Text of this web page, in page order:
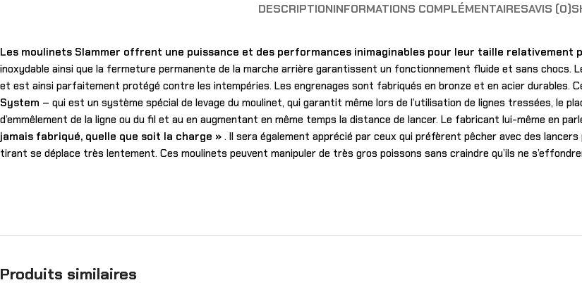
DESCRIPTIONINFORMATIONS COMPLÉMENTAIRESAVIS (0)
Les moulinets Slammer offrent une puissance et des performances inimaginables pour leur taille relativement
inoxydable ainsi que la fermeture permanente de la marche arrière garantissent un fonctionnement fluide et sans chocs.
et est ainsi parfaitement protégé contre les intempéries. Les engrenages sont fabriqués en bronze et en acier durables.
System – qui est un système spécial de levage du moulinet, qui garantit même lors de l’utilisation de lignes tressées, le
d’emmêlement de la ligne ou du fil et au en augmentant en même temps la distance de lancer. Le fabricant lui-même en
jamais fabriqué, quelle que soit la charge » . Il sera également apprécié par ceux qui préfèrent pêcher avec des
tirant se déplace très lentement. Ces moulinets peuvent manipuler de très gros poissons sans craindre qu’ils ne
Produits similaires